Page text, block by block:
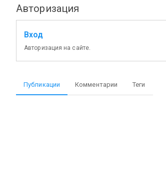
Авторизация
Вход
Авторизация на сайте.
Публикации Комментарии Теги